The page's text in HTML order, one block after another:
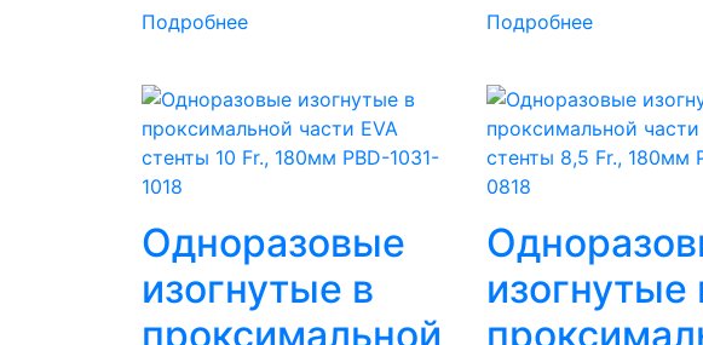
Подробнее Подробнее
Одноразовые
изогнутые в
проксимальной
изогнутые